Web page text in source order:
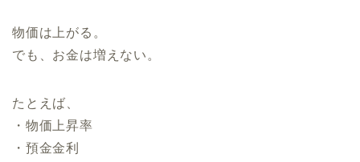
物価は上がる。
でも、お金は増えない。
たとえば、
・物価上昇率
・預金金利